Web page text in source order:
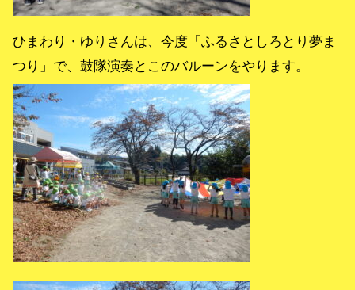
ひまわり・ゆりさんは、今度「ふるさとしろとり夢ま
つり」で、鼓隊演奏とこのバルーンをやります。